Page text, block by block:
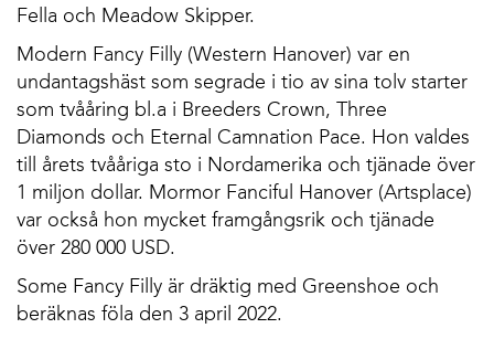
Fella och Meadow Skipper.
Modern Fancy Filly (Western Hanover) var en
undantagshäst som segrade i tio av sina tolv starter
som tvååring bl.a i Breeders Crown, Three
Diamonds och Eternal Camnation Pace. Hon valdes
till årets tvååriga sto i Nordamerika och tjänade över
1 miljon dollar. Mormor Fanciful Hanover (Artsplace)
var också hon mycket framgångsrik och tjänade
över 280 000 USD.
Some Fancy Filly är dräktig med Greenshoe och
beräknas föla den 3 april 2022.